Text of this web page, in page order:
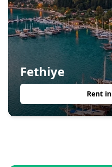
Fethiye
Rent in